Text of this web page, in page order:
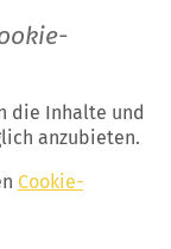
Welzow
die Inhalte und
anzubieten.
Cookie-